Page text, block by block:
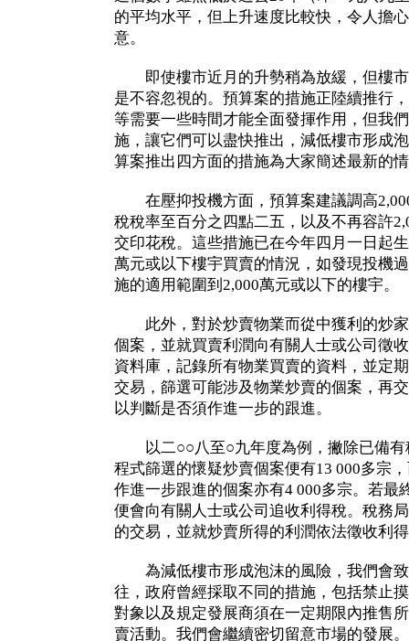
的平均水平，但上升速度比較快，令人擔
意。
即使樓市近月的升勢稍為放緩，但樓市
是不容忽視的。預算案的措施正陸續推行
等需要一些時間才能全面發揮作用，但我
施，讓它們可以盡快推出，減低樓市形成
算案推出四方面的措施為大家簡述最新的
在壓抑投機方面，預算案建議調高
稅稅率至百分之四點二五，以及不再容許
交印花稅。這些措施已在今年四月一日起
萬元或以下樓宇買賣的情況，如發現投機
施的適用範圍到2,000萬元或以下的樓宇。
此外，對於炒賣物業而從中獲利的炒家
個案，並就買賣利潤向有關人士或公司徵
資料庫，記錄所有物業買賣的資料，並定
交易，篩選可能涉及物業炒賣的個案，再
以判斷是否須作進一步的跟進。
以二○○八至○九年度為例，撇除已備有
程式篩選的懷疑炒賣個案便有13 000多宗
作進一步跟進的個案亦有4 000多宗。若最
便會向有關人士或公司追收利得稅。稅務
的交易，並就炒賣所得的利潤依法徵收利
為減低樓市形成泡沫的風險，我們會致
往，政府曾經採取不同的措施，包括禁止
對象以及規定發展商須在一定期限內推售
賣活動。我們會繼續密切留意市場的發展